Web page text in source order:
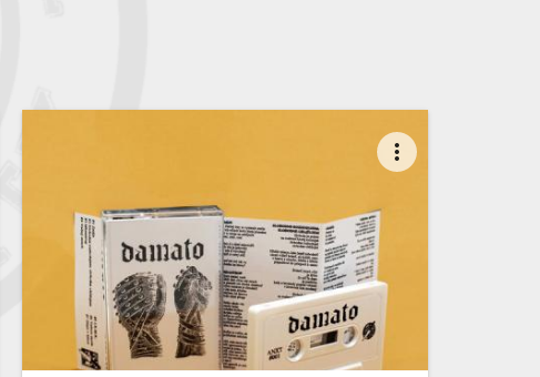
more_vert